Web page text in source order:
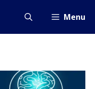
Menu